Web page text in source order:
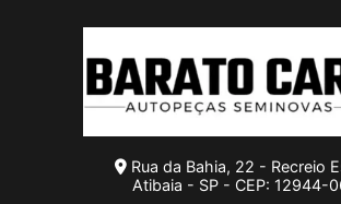
Rua da Bahia, 22 - Recreio
Atibaia - SP - CEP: 12944-